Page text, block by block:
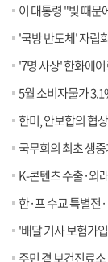
이 대통령 "빚 때문
'국방 반도체' 자립
'7명 사상' 한화에
5월 소비자물가
한미, 안보합의 협
국무회의 최초 생
K-콘텐츠 수출·외
한·프 수교 특별전
'배달 기사 보험가
주민 곁 보건진료